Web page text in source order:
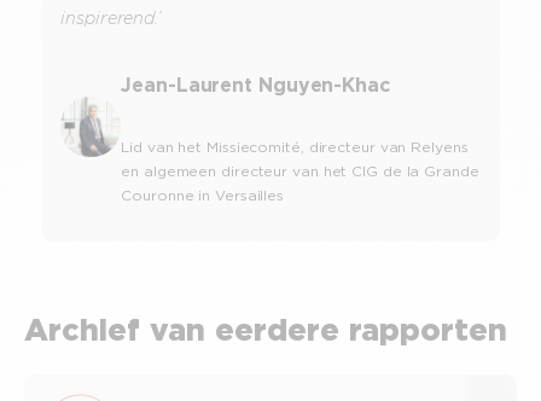
inspirerend.’
Jean-Laurent Nguyen-Khac
Lid van het Missiecomité, directeur van Relyens
en algemeen directeur van het CIG de la Grande
Couronne in Versailles
Archief van eerdere rapporten